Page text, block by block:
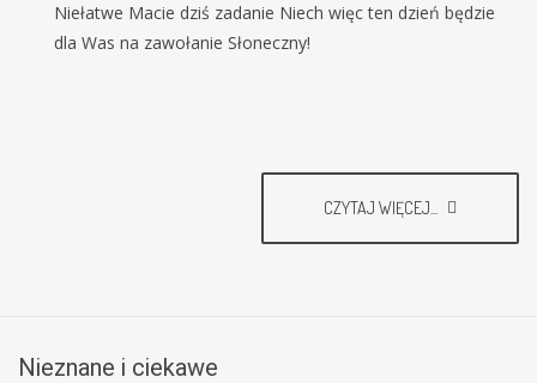
Niełatwe Macie dziś zadanie Niech więc ten dzień będzie
dla Was na zawołanie Słoneczny!
CZYTAJ WIĘCEJ...
Nieznane i ciekawe